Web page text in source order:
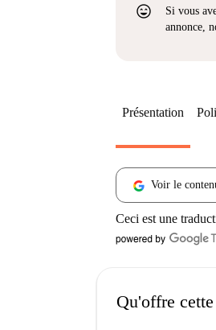
sentiment_very_satisfied
Si vous
annonce,
Présentation
Voir le
Ceci est une
Qu'offre